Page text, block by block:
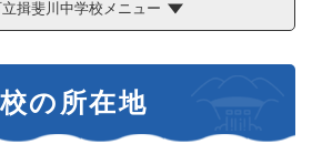
揖斐川中学校メニュー
の所在地